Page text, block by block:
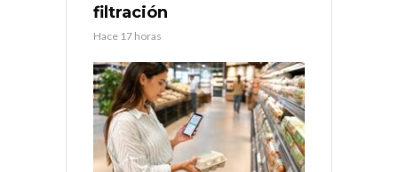
filtración
Hace 17 horas